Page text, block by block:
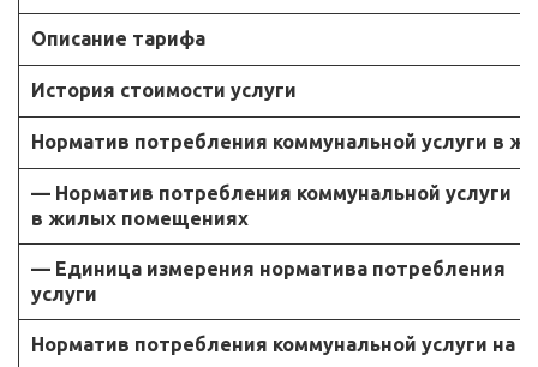
Описание тарифа
История стоимости услуги
Норматив потребления коммунальной услуги в
— Норматив потребления коммунальной услуги
в жилых помещениях
— Единица измерения норматива потребления
услуги
Норматив потребления коммунальной услуги